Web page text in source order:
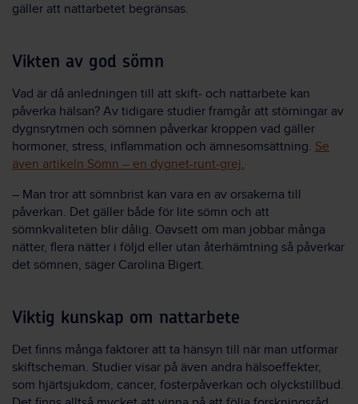
gäller att nattarbetet begränsas.
Vikten av god sömn
Vad är då anledningen till att skift- och nattarbete kan
påverka hälsan? Av tidigare studier framgår att störningar av
dygnsrytmen och sömnen påverkar kroppen vad gäller
hormoner, stress, inflammation och ämnesomsättning. Se
även artikeln Sömn – en dygnet-runt-grej.
– Man tror att sömnbrist kan vara en av orsakerna till
påverkan. Det gäller både för lite sömn och att
sömnkvaliteten blir dålig. Oavsett om man jobbar många
nätter, flera nätter i följd eller utan återhämtning så påverkar
det sömnen, säger Carolina Bigert.
Viktig kunskap om nattarbete
Det finns många faktorer att ta hänsyn till när man utformar
skiftscheman. Studier visar på även andra hälsoeffekter,
som hjärtsjukdom, cancer, fosterpåverkan och olyckstillbud.